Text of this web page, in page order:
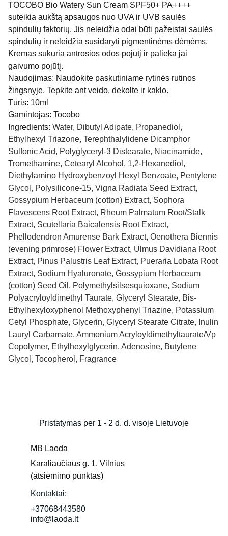
TOCOBO Bio Watery Sun Cream SPF50+ PA++++
suteikia aukštą apsaugos nuo UVA ir UVB saulės
spindulių faktorių. Jis neleidžia odai būti pažeistai saulės
spindulių ir neleidžia susidaryti pigmentinėms dėmėms.
Kremas sukuria antrosios odos pojūtį ir palieka jai
gaivumo pojūtį.
Naudojimas: Naudokite paskutiniame rytinės rutinos
žingsnyje. Tepkite ant veido, dekolte ir kaklo.
Tūris: 10ml
Gamintojas: Tocobo
Ingredients: Water, Dibutyl Adipate, Propanediol,
Ethylhexyl Triazone, Terephthalylidene Dicamphor
Sulfonic Acid, Polyglyceryl-3 Distearate, Niacinamide,
Tromethamine, Cetearyl Alcohol, 1,2-Hexanediol,
Diethylamino Hydroxybenzoyl Hexyl Benzoate, Pentylene
Glycol, Polysilicone-15, Vigna Radiata Seed Extract,
Gossypium Herbaceum (cotton) Extract, Sophora
Flavescens Root Extract, Rheum Palmatum Root/Stalk
Extract, Scutellaria Baicalensis Root Extract,
Phellodendron Amurense Bark Extract, Oenothera Biennis
(evening primrose) Flower Extract, Ulmus Davidiana Root
Extract, Pinus Palustris Leaf Extract, Pueraria Lobata Root
Extract, Sodium Hyaluronate, Gossypium Herbaceum
(cotton) Seed Oil, Polymethylsilsesquioxane, Sodium
Polyacryloyldimethyl Taurate, Glyceryl Stearate, Bis-
Ethylhexyloxyphenol Methoxyphenyl Triazine, Potassium
Cetyl Phosphate, Glycerin, Glyceryl Stearate Citrate, Inulin
Lauryl Carbamate, Ammonium Acryloyldimethyltaurate/Vp
Copolymer, Ethylhexylglycerin, Adenosine, Butylene
Glycol, Tocopherol, Fragrance
MB Laoda
Karaliaučiaus g. 1, Vilnius
(atsiėmimo punktas)
Kontaktai:
+37068443580
info@laoda.lt
Pristatymas per 1 - 2 d. d. visoje Lietuvoje